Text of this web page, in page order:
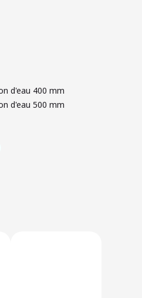
d'eau 400 mm
d'eau 500 mm